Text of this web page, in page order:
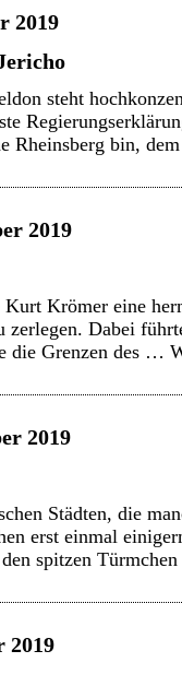
2019
steht
Rheinsberg bin,
2019
Krömer eine
Dabei
die Grenzen des …
2019
Städten, die
erst einmal
spitzen
2019